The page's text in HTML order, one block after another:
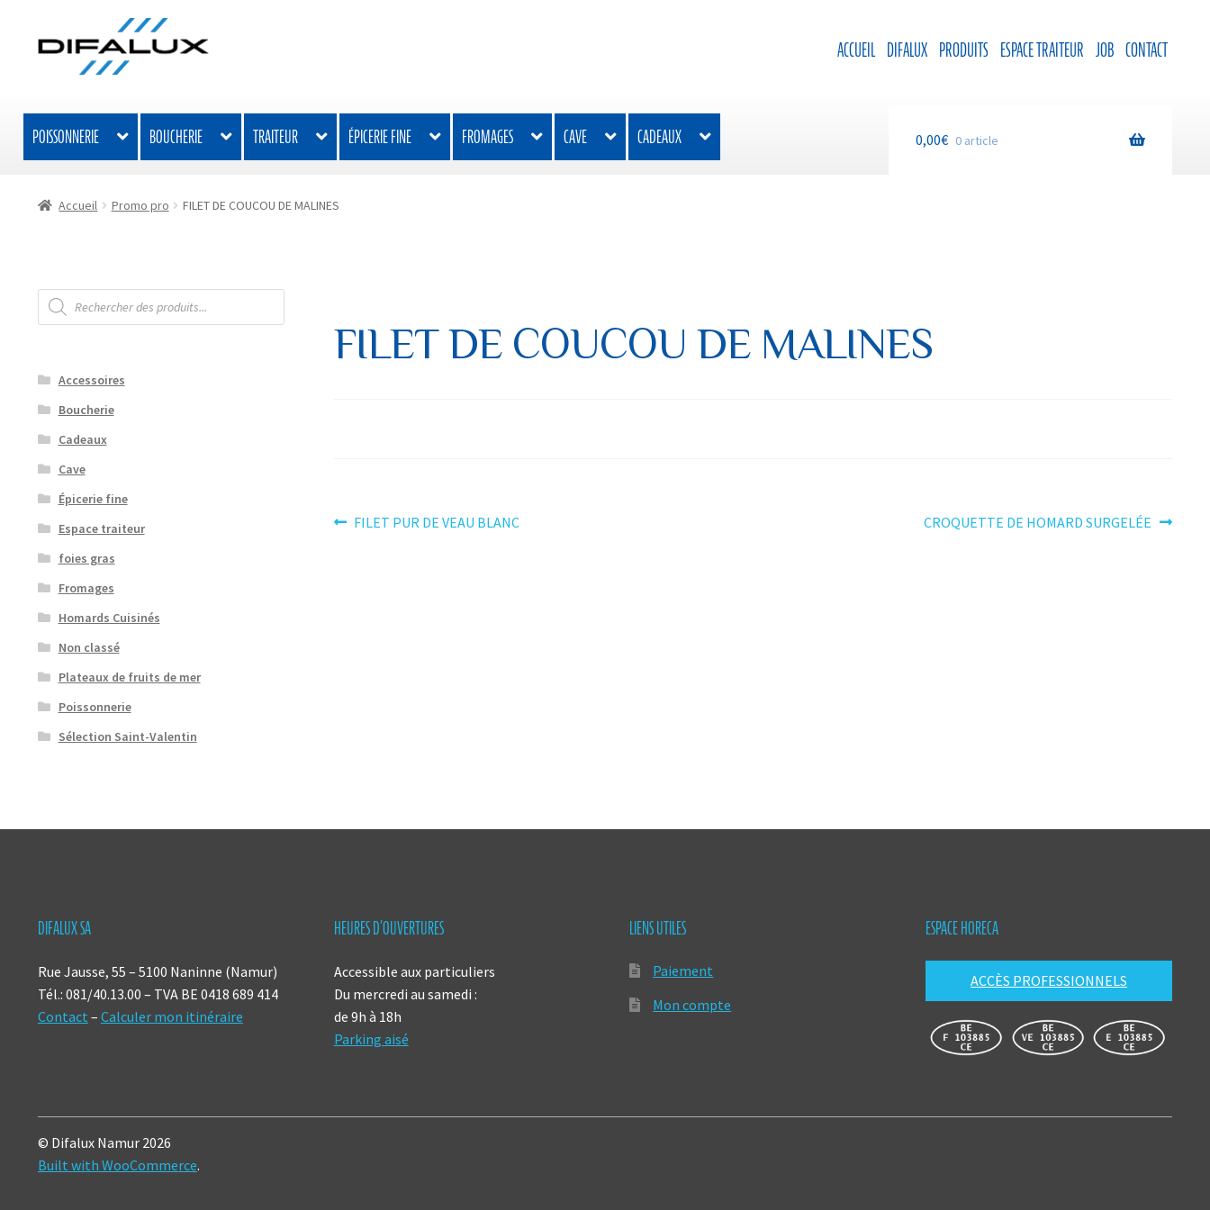
à
au
contenu
ACCUEIL DIFALUX PRODUITS ESPACE TRAITEUR JOB CONTACT
POISSONNERIE BOUCHERIE TRAITEUR ÉPICERIE FINE FROMAGES CAVE CADEAUX 0,00€ 0 article
Accueil Promo pro FILET DE COUCOU DE MALINES
FILET DE COUCOU DE MALINES
Navigation
Article
FILET PUR DE VEAU BLANC
Article
CROQUETTE DE HOMARD SURGELÉE
Recherche
de
produits
Accessoires
Boucherie
Cadeaux
Cave
Épicerie fine
Espace traiteur
foies gras
Fromages
Homards Cuisinés
Non classé
Plateaux de fruits de mer
Poissonnerie
Sélection Saint-Valentin
DIFALUX SA
Rue Jausse, 55 – 5100 Naninne (Namur)
Tél.: 081/40.13.00 – TVA BE 0418 689 414
Contact – Calculer mon itinéraire
HEURES D’OUVERTURES
Accessible aux particuliers
Du mercredi au samedi :
de 9h à 18h
Parking aisé
LIENS UTILES
Paiement
Mon compte
ESPACE HORECA
ACCÈS PROFESSIONNELS
© Difalux Namur 2026
Built with WooCommerce.